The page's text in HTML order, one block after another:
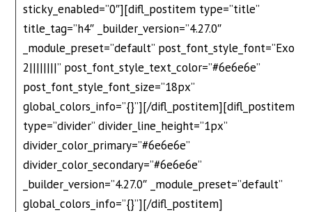
sticky_enabled=”0″][difl_postitem type=”title”
title_tag=”h4″ _builder_version=”4.27.0″
_module_preset=”default” post_font_style_font=”Exo
2||||||||” post_font_style_text_color=”#6e6e6e”
post_font_style_font_size=”18px”
global_colors_info=”{}”][/difl_postitem][difl_postitem
type=”divider” divider_line_height=”1px”
divider_color_primary=”#6e6e6e”
divider_color_secondary=”#6e6e6e”
_builder_version=”4.27.0″ _module_preset=”default”
global_colors_info=”{}”][/difl_postitem]